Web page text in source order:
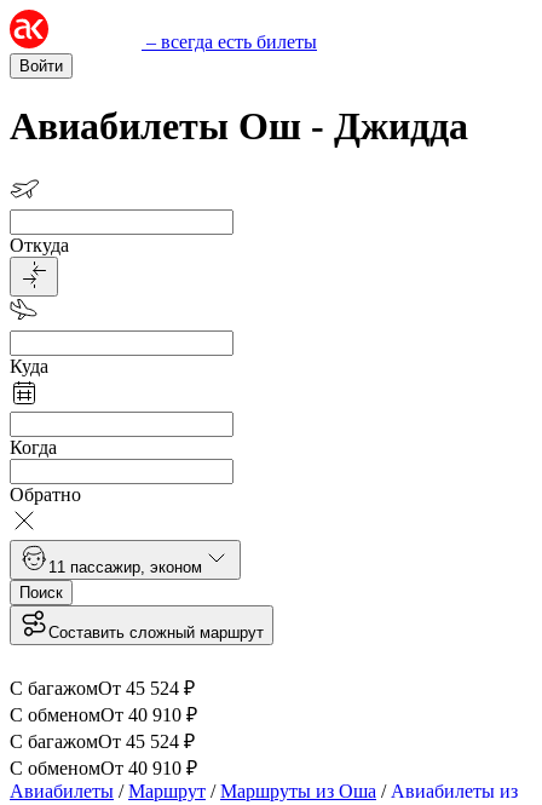
– всегда есть билеты
Войти
Авиабилеты Ош - Джидда
Откуда
Куда
Когда
Обратно
1 1 пассажир эконом
Поиск
Составить сложный маршрут
С багажомОт 45 524 ₽
С обменомОт 40 910 ₽
С багажомОт 45 524 ₽
С обменомОт 40 910 ₽
Авиабилеты /Маршрут /Маршруты из Оша / Авиабилеты из